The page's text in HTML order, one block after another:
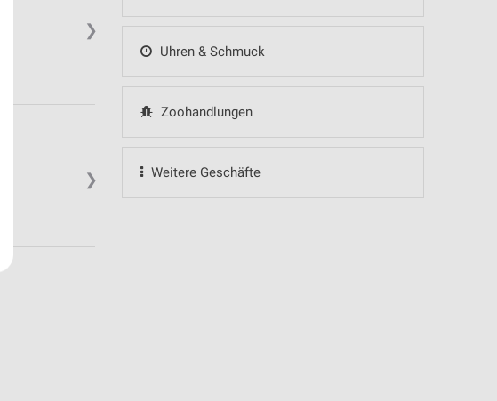
Uhren & Schmuck
Zoohandlungen
Weitere Geschäfte
❯
❯